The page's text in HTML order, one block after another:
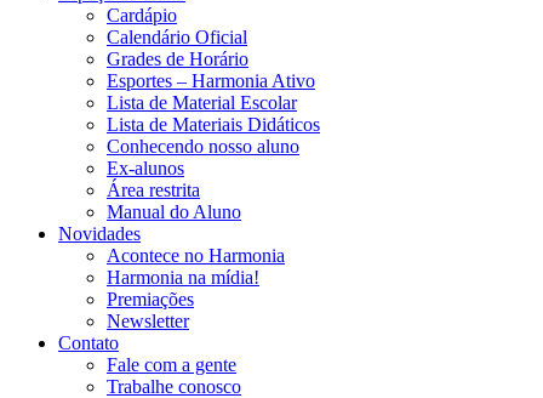
Cardápio
Calendário Oficial
Grades de Horário
Esportes – Harmonia Ativo
Lista de Material Escolar
Lista de Materiais Didáticos
Conhecendo nosso aluno
Ex-alunos
Área restrita
Manual do Aluno
Novidades
Acontece no Harmonia
Harmonia na mídia!
Premiações
Newsletter
Contato
Fale com a gente
Trabalhe conosco